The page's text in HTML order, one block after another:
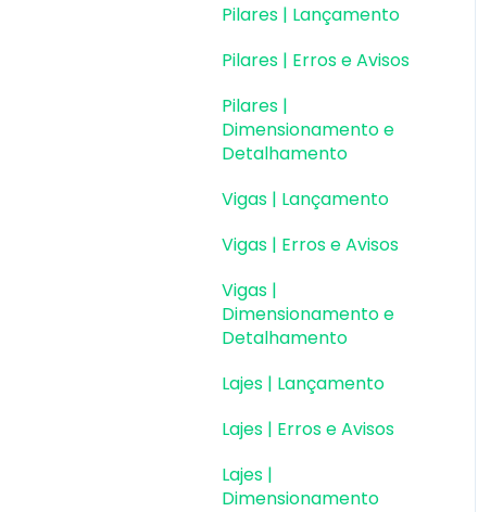
(RA)
Pilares | Lançamento
Pilares | Erros e Avisos
Pilares |
Dimensionamento e
Detalhamento
Vigas | Lançamento
Vigas | Erros e Avisos
Vigas |
Dimensionamento e
Detalhamento
Lajes | Lançamento
Lajes | Erros e Avisos
Lajes |
Dimensionamento